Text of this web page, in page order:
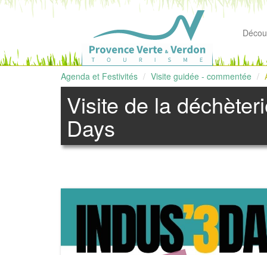
Agenda et Festivités Visite guidée - commentée
Visite de la
Days